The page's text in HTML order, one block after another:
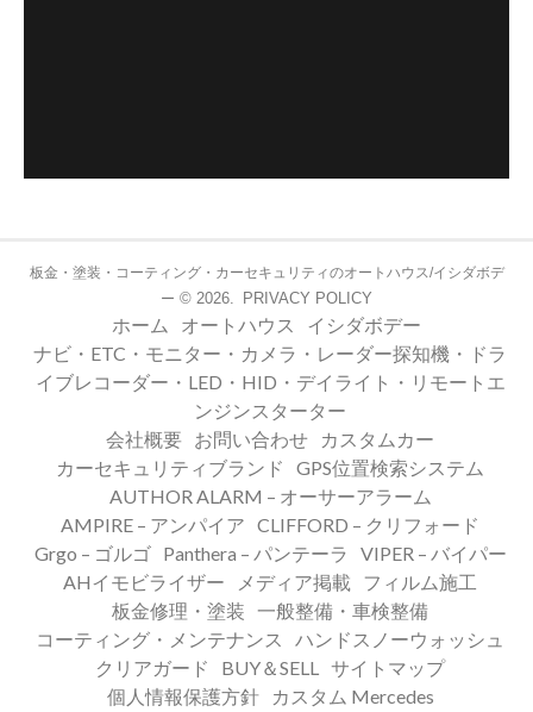
板金・塗装・コーティング・カーセキュリティのオートハウス/イシダボデ
ー © 2026. PRIVACY POLICY
ホーム オートハウス
イシダボデー
ナビ・ETC・モニター・カメラ・レーダー探知機・ドラ
イブレコーダー・LED・HID・デイライト・リモートエ
ンジンスターター
会社概要
お問い合わせ
カスタムカー
カーセキュリティブランド
GPS位置検索システム
AUTHOR ALARM – オーサーアラーム
AMPIRE – アンパイア CLIFFORD – クリフォード
Grgo – ゴルゴ
Panthera – パンテーラ
VIPER – バイパー
AHイモビライザー
メディア掲載
フィルム施工
板金修理・塗装 一般整備・車検整備
コーティング・メンテナンス
ハンドスノーウォッシュ
クリアガード
BUY＆SELL
サイトマップ
個人情報保護方針
カスタム Mercedes